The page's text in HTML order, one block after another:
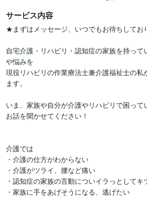
サービス内容
★まずはメッセージ、いつでもお待ちしてお
自宅介護・リハビリ・認知症の家族を持っ
や悩みを
現役リハビリの作業療法士兼介護福祉士の私
ます。
いま、家族や自分が介護やリハビリで困って
お話を聞かせてください！
介護では
・介護の仕方がわからない
・介護がツライ、腰など痛い
・認知症の家族の言動についイラっとしてキ
・家族に手をあげそうになる、逃げたい